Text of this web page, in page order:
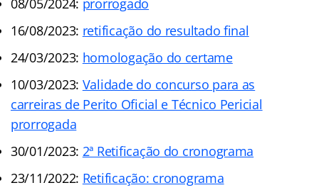
16/08/2023: retificação do resultado final
24/03/2023: homologação do certame
10/03/2023: Validade do concurso para as
carreiras de Perito Oficial e Técnico Pericial
prorrogada
30/01/2023: 2ª Retificação do cronograma
23/11/2022: Retificação: cronograma